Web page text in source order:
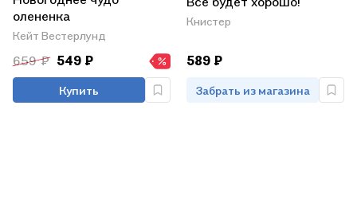
олененка
Кейт Вестерлунд
659 ₽ 549 ₽
Купить
Книстер
589 ₽
Забрать из магазина